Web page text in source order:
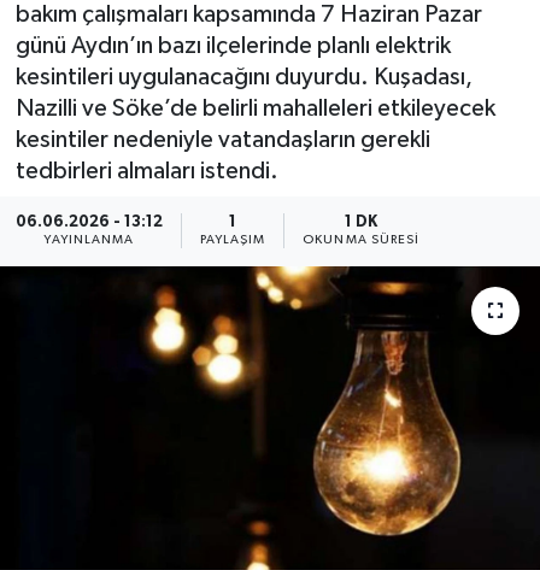
bakım çalışmaları kapsamında 7 Haziran Pazar
günü Aydın’ın bazı ilçelerinde planlı elektrik
kesintileri uygulanacağını duyurdu. Kuşadası,
Nazilli ve Söke’de belirli mahalleleri etkileyecek
kesintiler nedeniyle vatandaşların gerekli
tedbirleri almaları istendi.
06.06.2026 - 13:12
YAYINLANMA PAYLAŞIM
1 DK
OKUNMA SÜRESI
Eğitim
Kültür Sanat
Spor
Tüm Manşetler
Son Dakika Haberleri
Haber Arşivi